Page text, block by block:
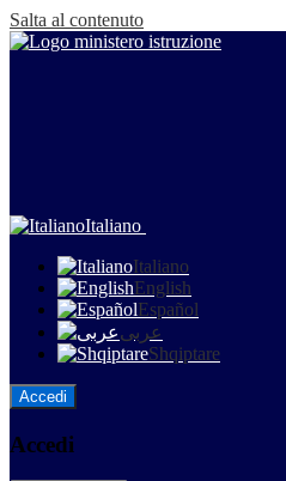
Salta al contenuto
Italiano
Italiano
English
Español
عربى
Shqiptare
Accedi
Accedi